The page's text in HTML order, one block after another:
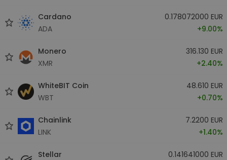
Cardano
ADA
0.178072000 EUR
+9.00%
Monero
XMR
316.130 EUR
+2.40%
WhiteBIT Coin
WBT
48.610 EUR
+0.70%
Chainlink
LINK
7.2200 EUR
+1.40%
Stellar
0.141641000 EUR